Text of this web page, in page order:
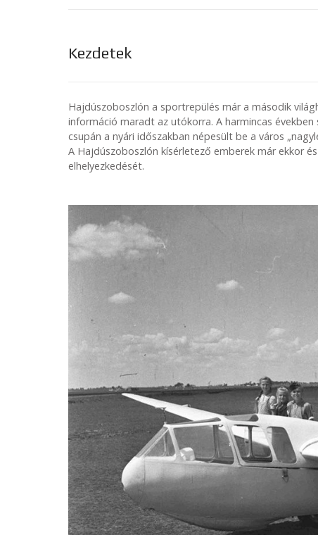
Kezdetek
Hajdúszoboszlón a sportrepülés már a második
információ maradt az utókorra. A harmincas
csupán a nyári időszakban népesült be a város
A Hajdúszoboszlón kísérletező emberek már ekkor
elhelyezkedését.